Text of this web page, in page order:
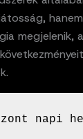
megjelenik,
napi